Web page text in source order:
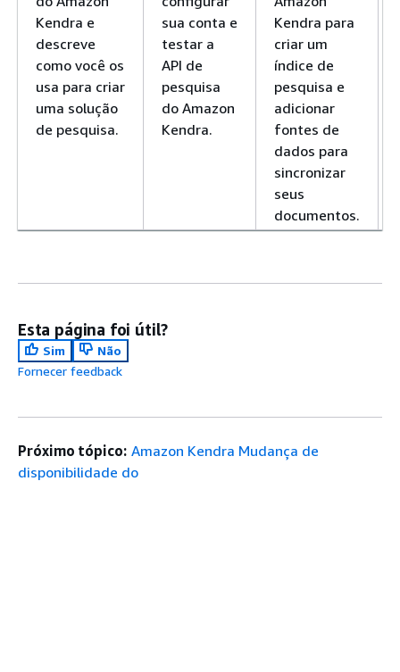
Kendra e
descreve
como você os
usa para criar
uma solução
de pesquisa.
sua conta e
testar a
API de
pesquisa
do Amazon
Kendra.
Kendra para
criar um
índice de
pesquisa e
adicionar
fontes de
dados para
sincronizar
seus
documentos.
Esta página foi útil?
Sim
Não
Fornecer feedback
Próximo tópico: Amazon Kendra Mudança de
disponibilidade do